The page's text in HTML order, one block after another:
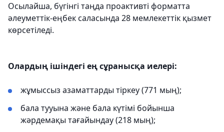
Осылайша, бүгінгі таңда проактивті форматта
әлеуметтік-еңбек саласында 28 мемлекеттік қызмет
көрсетіледі.
Олардың ішіндегі ең сұранысқа иелері:
жұмыссыз азаматтарды тіркеу (771 мың);
бала тууына және бала күтімі бойынша
жәрдемақы тағайындау (218 мың);